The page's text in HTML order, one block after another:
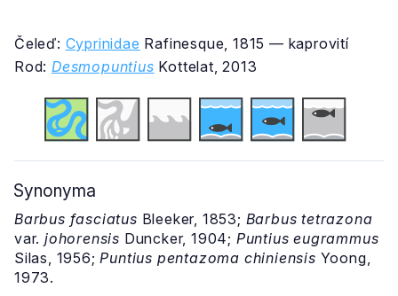
Čeleď: Cyprinidae Rafinesque, 1815 — kaprovití
Rod: Desmopuntius Kottelat, 2013
Synonyma
Barbus fasciatus Bleeker, 1853; Barbus tetrazona
var. johorensis Duncker, 1904; Puntius eugrammus
Silas, 1956;Puntius pentazoma chiniensis Yoong,
1973.